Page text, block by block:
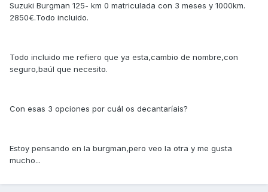
Suzuki Burgman 125- km 0 matriculada con 3 meses y 1000km.
2850€.Todo incluido.
Todo incluido me refiero que ya esta,cambio de nombre,con
seguro,baúl que necesito.
Con esas 3 opciones por cuál os decantaríais?
Estoy pensando en la burgman,pero veo la otra y me gusta
mucho...